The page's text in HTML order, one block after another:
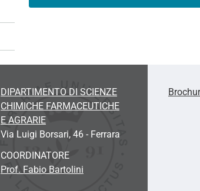
DIPARTIMENTO DI SCIENZE
CHIMICHE FARMACEUTICHE
E AGRARIE
Via Luigi Borsari, 46 - Ferrara
COORDINATORE
Prof. Fabio Bartolini